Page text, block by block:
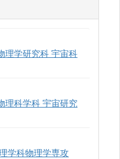
理学研究科 宇宙科
理科学科 宇宙研究
学科物理学専攻